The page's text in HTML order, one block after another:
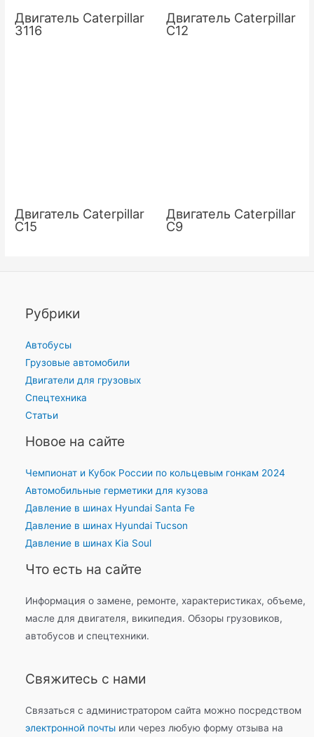
Двигатель Caterpillar
3116
Двигатель Caterpillar
C12
Двигатель Caterpillar
C15
Двигатель Caterpillar
C9
Рубрики
Автобусы
Грузовые автомобили
Двигатели для грузовых
Спецтехника
Статьи
Новое на сайте
Чемпионат и Кубок России по кольцевым гонкам 2024
Автомобильные герметики для кузова
Давление в шинах Hyundai Santa Fe
Давление в шинах Hyundai Tucson
Давление в шинах Kia Soul
Что есть на сайте
Информация о замене, ремонте, характеристиках, объеме,
масле для двигателя, википедия. Обзоры грузовиков,
автобусов и спецтехники.
Свяжитесь с нами
Связаться с администратором сайта можно посредством
электронной почтыили через любую форму отзыва на